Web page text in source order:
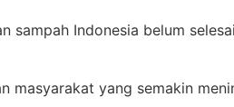
sampah Indonesia belum
masyarakat yang semakin